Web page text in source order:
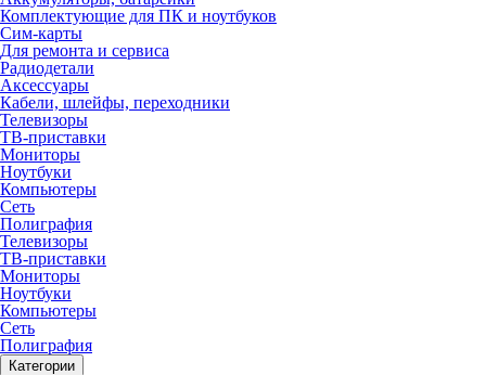
Комплектующие для ПК и ноутбуков
Сим-карты
Для ремонта и сервиса
Радиодетали
Аксессуары
Кабели, шлейфы, переходники
Телевизоры
ТВ-приставки
Мониторы
Ноутбуки
Компьютеры
Сеть
Полиграфия
Телевизоры
ТВ-приставки
Мониторы
Ноутбуки
Компьютеры
Сеть
Полиграфия
Категории